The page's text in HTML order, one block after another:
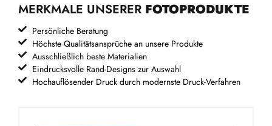
MERKMALE UNSERER FOTOPRODUKTE
Persönliche Beratung
Höchste Qualitätsansprüche an unsere Produkte
Ausschließlich beste Materialien
Eindrucksvolle Rand-Designs zur Auswahl
Hochauflösender Druck durch modernste Druck-Verfahren